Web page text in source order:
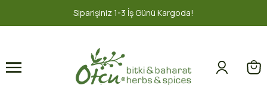
2000 TL ve üzeri
1 2